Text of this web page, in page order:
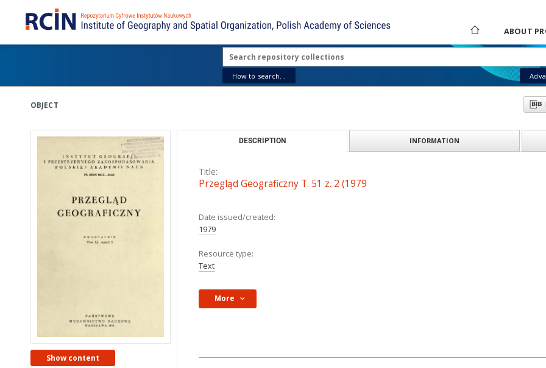
ABOUT
How to search...
OBJECT
Show content
DESCRIPTION INFORMATION
Title:
Przegląd Geograficzny T. 51 z. 2 (1979
Date issued/created:
1979
Resource type:
Text
More